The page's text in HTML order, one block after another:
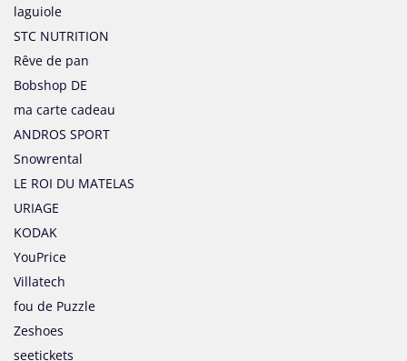
laguiole
STC NUTRITION
Rêve de pan
Bobshop DE
ma carte cadeau
ANDROS SPORT
Snowrental
LE ROI DU MATELAS
URIAGE
KODAK
YouPrice
Villatech
fou de Puzzle
Zeshoes
seetickets